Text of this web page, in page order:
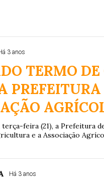
3 anos
TERMO
terça-feira (21), a Prefeitura
e a Associação
Há 3 anos